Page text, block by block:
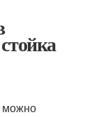
можно